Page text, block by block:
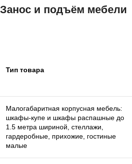
Занос и подъём мебели
Тип товара
Малогабаритная корпусная мебель:
шкафы-купе и шкафы распашные до
1.5 метра шириной, стеллажи,
гардеробные, прихожие, гостиные
малые